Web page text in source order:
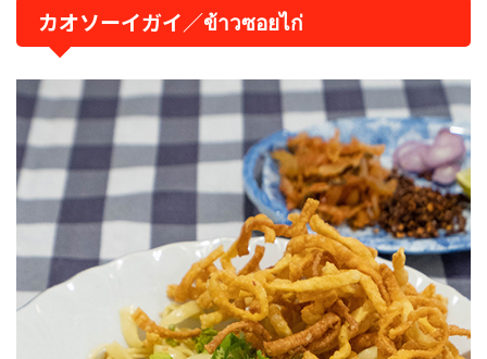
カオソーイガイ／ข้าวซอยไก่